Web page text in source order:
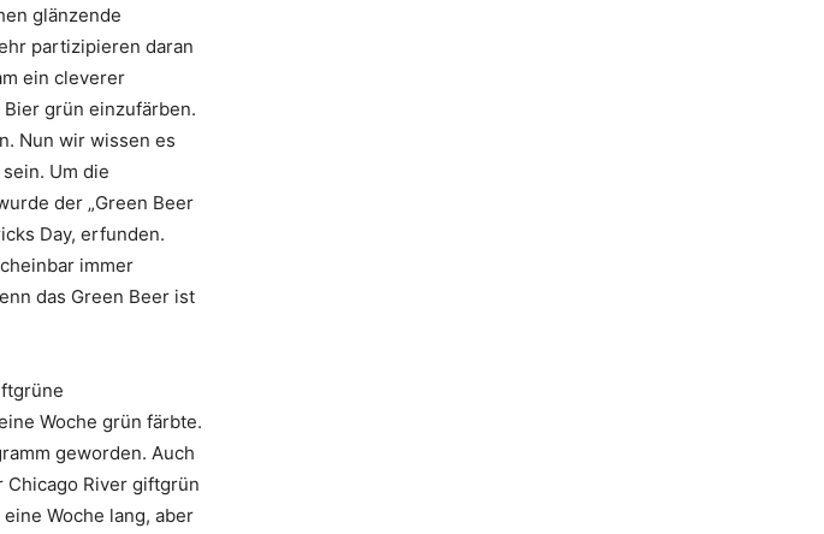
glänzende
partizipieren daran
ein cleverer
grün einzufärben.
Nun wir wissen es
Um die
der „Green Beer
Day, erfunden.
immer
das Green Beer ist
Woche grün färbte.
geworden. Auch
Chicago River giftgrün
Woche lang, aber